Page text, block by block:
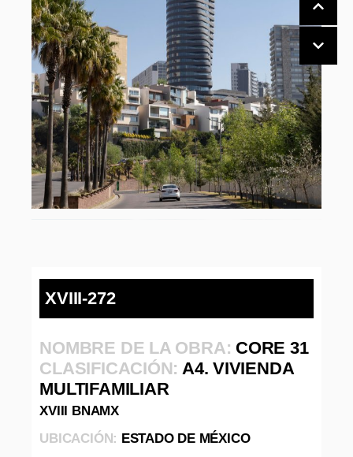
XVIII-272
NOMBRE DE LA OBRA: CORE 31
CLASIFICACIÓN:A4. VIVIENDA
MULTIFAMILIAR
XVIII BNAMX
UBICACIÓN: ESTADO DE MÉXICO